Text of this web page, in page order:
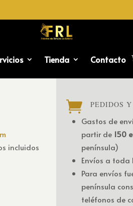
Tienda Contacto
incluidos
 PEDIDOS
Gastos de
partir de 150
península)
Envíos a toda
Para envíos
península
teléfonos de